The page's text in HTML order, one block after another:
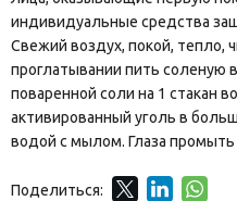
индивидуальные средства
Свежий воздух, покой, тепло,
проглатывании пить соленую
поваренной соли на 1 стакан
активированный уголь в
водой с мылом. Глаза
Поделиться: